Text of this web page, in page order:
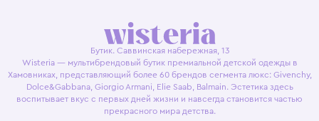
Бутик. Саввинская набережная, 13
Wisteria — мультибрендовый бутик премиальной детской одежды в
Хамовниках, представляющий более 60 брендов сегмента люкс: Givenchy,
Dolce&Gabbana, Giorgio Armani, Elie Saab, Balmain. Эстетика здесь
воспитывает вкус с первых дней жизни и навсегда становится частью
прекрасного мира детства.